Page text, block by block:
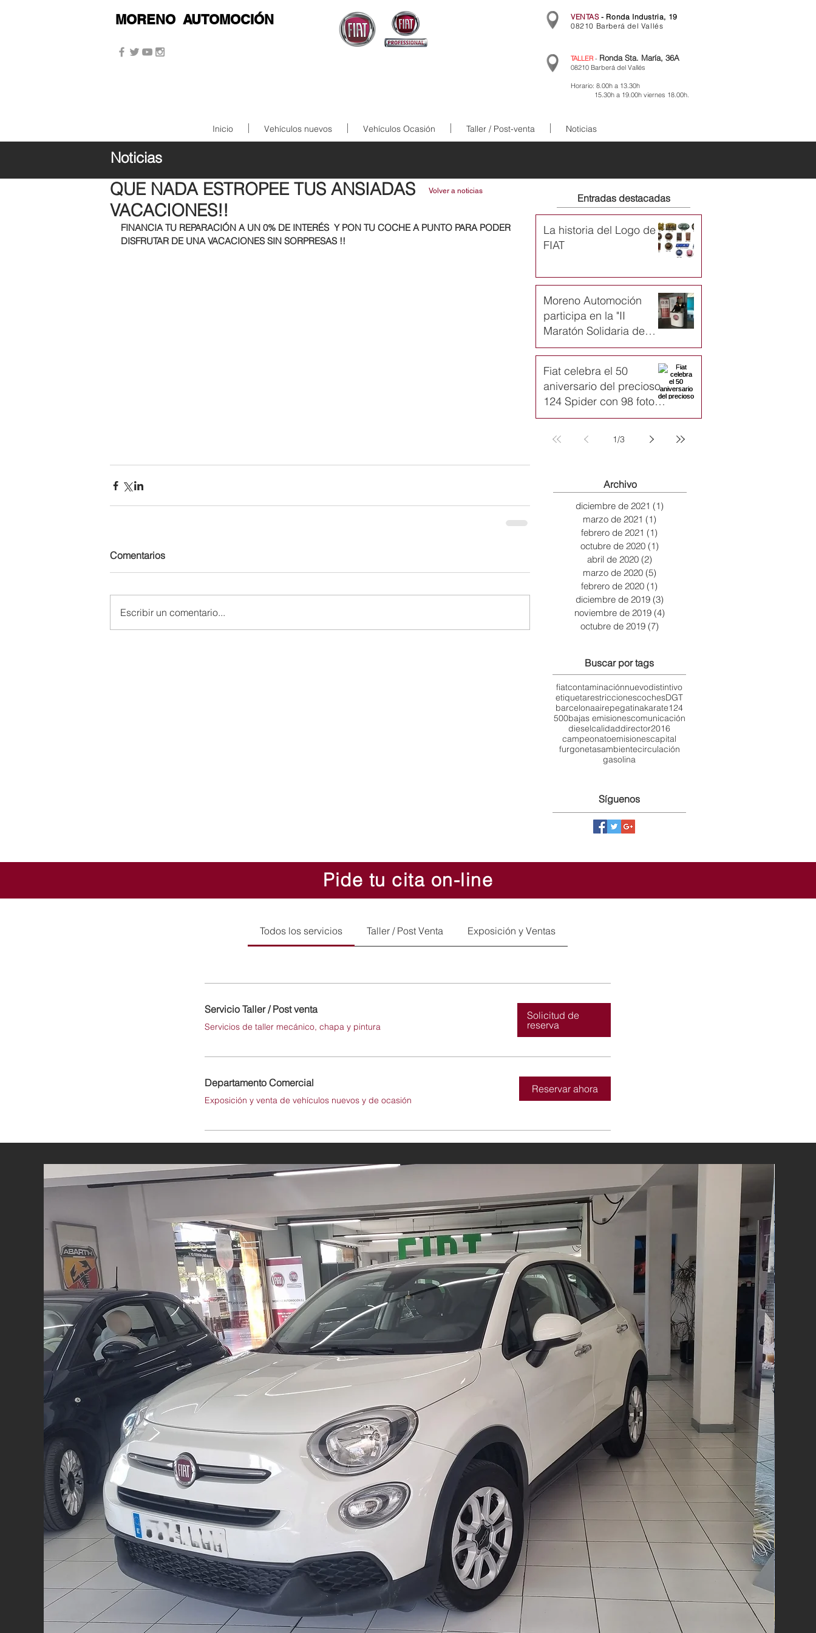
MORENO AUTOMOCIÓN VENTAS- Ronda Industria, 19
08210 Barberá del Vallés
TALLER - Ronda Sta. María, 36A
08210 Barberá del Vallés
Horario: 8.00h a 13.30h
15.30h a 19.00h viernes 18.00h.
Inicio Vehículos nuevos Vehículos Ocasión Taller / Post-venta Noticias
QUE NADA ESTROPEE TUS ANSIADAS
VACACIONES!!
FINANCIA TU REPARACIÓN A UN 0% DE INTERÉS  Y PON TU COCHE A PUNTO PARA PODER
DISFRUTAR DE UNA VACACIONES SIN SORPRESAS !!
Comentarios
Escribir un comentario...
Entradas destacadas
La historia del Logo de
FIAT
Moreno Automoción
participa en la "II
Maratón Solidaria de
Navidad de Karate
Fiat celebra el 50
aniversario del precioso
124 Spider con 98 fotos
y un emotivo vídeo
1/3
Noticias
Archivo
diciembre de 2021 (1)1 entrada
marzo de 2021 (1)1 entrada
febrero de 2021 (1)
octubre de 2020 (1)1 entrada
abril de 2020 (2)2 entradas
marzo de 2020 (5)5 entradas
febrero de 2020 (1)
diciembre de 2019 (3)3 entradas
noviembre de 2019 (4)4 entradas
octubre de 2019 (7)7 entradas
Volver a noticias
Buscar por tags
fiatcontaminaciónnuevodistintivo
etiquetarestriccionescochesDGT
barcelonaairepegatinakarate124
500bajas emisionescomunicación
dieselcalidaddirector2016
campeonatoemisionescapital
furgonetasambientecirculación
gasolina
Síguenos
Todos los servicios Taller / Post Venta Exposición y Ventas
Servicio Taller / Post venta
Servicios de taller mecánico, chapa y pintura
Solicitud de
reserva
Departamento Comercial
Exposición y venta de vehículos nuevos y de ocasión
Reservar ahora
Pide tu cita on-line